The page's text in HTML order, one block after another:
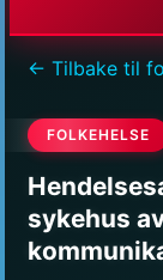
← Tilbake til
FOLKEHELSE
sykehus